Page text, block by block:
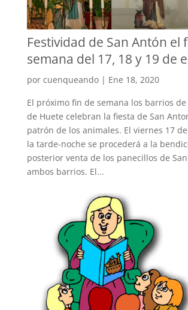
Festividad de San Antón el
semana del 17, 18 y 19 de
por cuenqueando| Ene 18, 2020
El próximo fin de semana los barrios
de Huete celebran la fiesta de San
patrón de los animales. El viernes 17
la tarde-noche se procederá a la
posterior venta de los panecillos de
ambos barrios. El...